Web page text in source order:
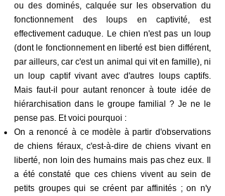
ou des dominés, calquée sur les observation du
fonctionnement des loups en captivité, est
effectivement caduque. Le chien n'est pas un loup
(dont le fonctionnement en liberté est bien différent,
par ailleurs, car c'est un animal qui vit en famille), ni
un loup captif vivant avec d'autres loups captifs.
Mais faut-il pour autant renoncer à toute idée de
hiérarchisation dans le groupe familial ? Je ne le
pense pas. Et voici pourquoi :
On a renoncé à ce modèle à partir d'observations
de chiens féraux, c'est-à-dire de chiens vivant en
liberté, non loin des humains mais pas chez eux. Il
a été constaté que ces chiens vivent au sein de
petits groupes qui se créent par affinités ; on n'y